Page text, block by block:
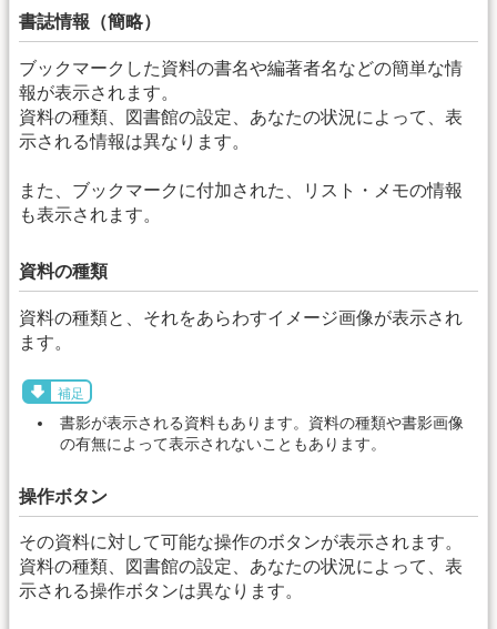
書誌情報（簡略）
ブックマークした資料の書名や編著者名などの簡単な情
報が表示されます。
資料の種類、図書館の設定、あなたの状況によって、表
示される情報は異なります。
また、ブックマークに付加された、リスト・メモの情報
も表示されます。
資料の種類
資料の種類と、それをあらわすイメージ画像が表示され
ます。
補足
書影が表示される資料もあります。資料の種類や書影画像
の有無によって表示されないこともあります。
操作ボタン
その資料に対して可能な操作のボタンが表示されます。
資料の種類、図書館の設定、あなたの状況によって、表
示される操作ボタンは異なります。